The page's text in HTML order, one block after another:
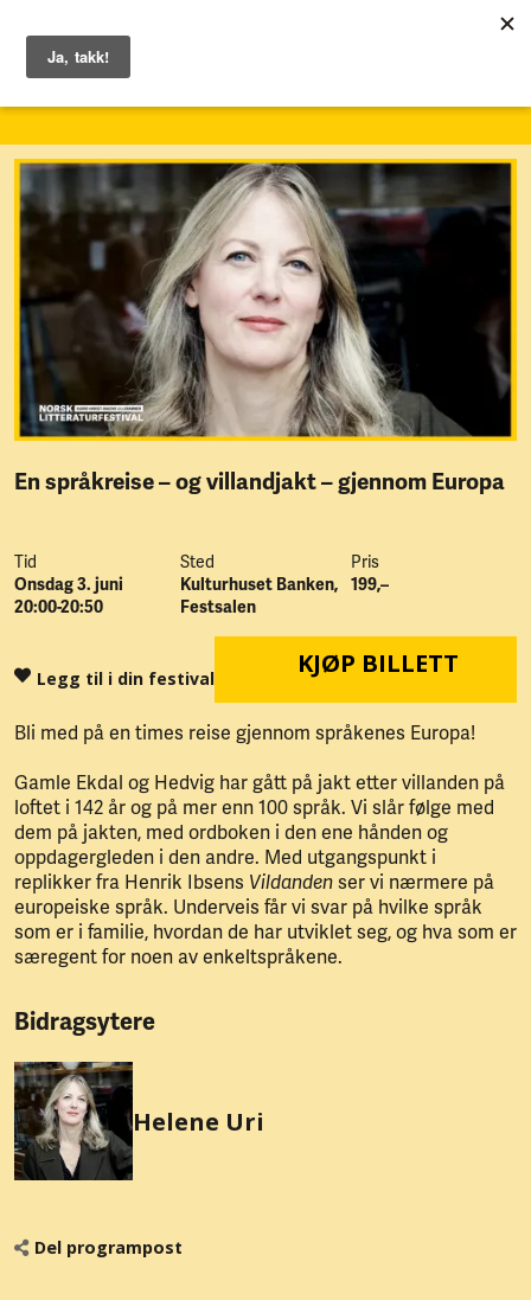
En språkreise – og villandjakt – gjennom Europa
Tid
Onsdag 3. juni
20:00-20:50
Sted
Kulturhuset Banken,
Festsalen
Pris
199,–
Legg til i din festival KJØP BILLETT
Bli med på en times reise gjennom språkenes Europa!
Gamle Ekdal og Hedvig har gått på jakt etter villanden på
loftet i 142 år og på mer enn 100 språk. Vi slår følge med
dem på jakten, med ordboken i den ene hånden og
oppdagergleden i den andre. Med utgangspunkt i
replikker fra Henrik Ibsens Vildanden ser vi nærmere på
europeiske språk. Underveis får vi svar på hvilke språk
som er i familie, hvordan de har utviklet seg, og hva som er
særegent for noen av enkeltspråkene.
Bidragsytere
Helene Uri
Del programpost